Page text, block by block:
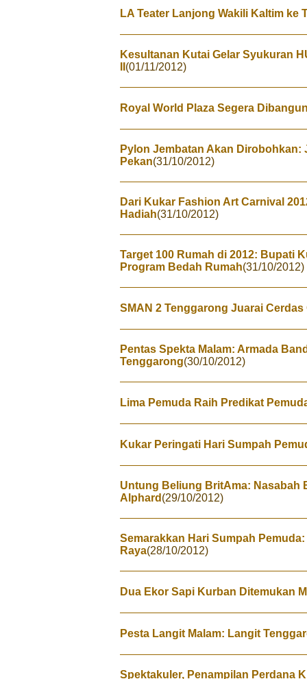
LA Teater Lanjong Wakili Kaltim ke
Kesultanan Kutai Gelar Syukuran
(01/11/2012)
Royal World Plaza Segera
Pylon Jembatan Akan Dirobohkan:
Pekan(31/10/2012)
Dari Kukar Fashion Art Carnival
Hadiah(31/10/2012)
Target 100 Rumah di 2012: Bupati
Program Bedah Rumah(31/10/2012)
SMAN 2 Tenggarong Juarai
Pentas Spekta Malam: Armada
Tenggarong(30/10/2012)
Lima Pemuda Raih Predikat
Kukar Peringati Hari Sumpah
Untung Beliung BritAma: Nasabah
Alphard (29/10/2012)
Semarakkan Hari Sumpah
Raya(28/10/2012)
Dua Ekor Sapi Kurban Ditemukan
Pesta Langit Malam: Langit
Spektakuler, Penampilan Perdana